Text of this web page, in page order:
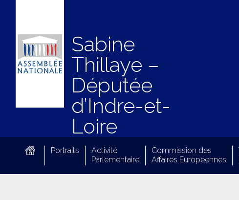
Sabine
Thillaye –
Députée
d’Indre-et-
Loire
Portraits
Activité
Parlementaire
Commission des
Affaires Européennes